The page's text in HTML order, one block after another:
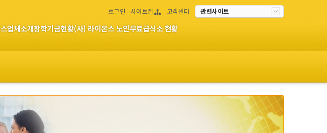
로그인 사이트맵 고객센터 관련사이트
업체소개장학기금현황(사) 라이온스 노인무료급식소 현황